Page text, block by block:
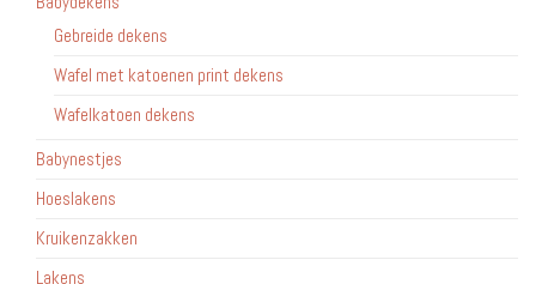
Gebreide dekens
Wafel met katoenen print dekens
Wafelkatoen dekens
Babynestjes
Hoeslakens
Kruikenzakken
Lakens